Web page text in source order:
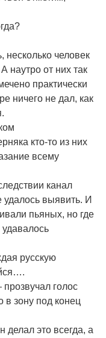
несколько человек
наутро от них так
практически
ничего не дал, как
кто-то из них
всему
канал
удалось выявить. И
пьяных, но где
русскую
голос
в зону под конец
это всегда, а